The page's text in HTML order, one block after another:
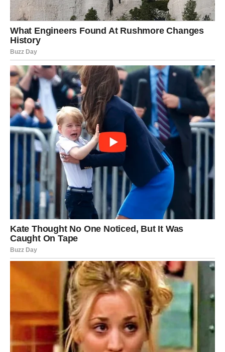
Savjet za primjenu:
Ukoliko radite u uredu ili imate sjedilački posao, ugradite male
promjene u svoju rutinu:
Koristite stepenice umjesto lifta
Prošetajte tijekom pauze
Ustanite i istegnite se svakih sat vremena
Obavljajte kućne poslove kao oblik kretanja
3. Ikigai i Ikkai-ichie – Živjeti s
razlogom i cijeniti trenutak